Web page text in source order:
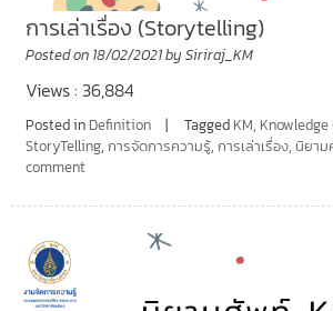
การเล่าเรื่อง (Storytelling)
Posted on 18/02/2021by Siriraj_KM
Views : 36,884
Posted in Definition Tagged KM,
StoryTelling, การจัดการความรู้, การเล่าเรื่อง, นิยา
comment